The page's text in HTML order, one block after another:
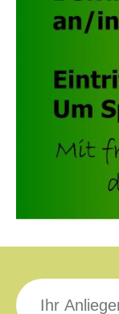
Suche
nach: